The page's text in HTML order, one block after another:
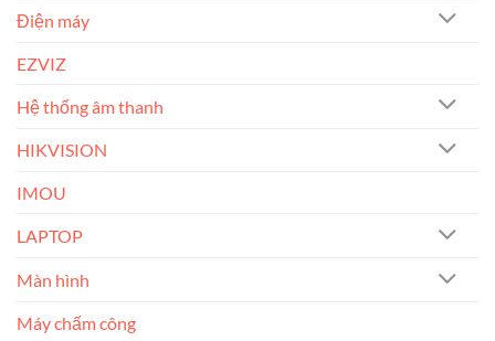
Điện máy
EZVIZ
Hệ thống âm thanh
HIKVISION
IMOU
LAPTOP
Màn hình
Máy chấm công